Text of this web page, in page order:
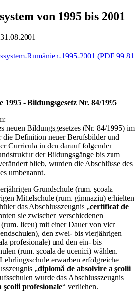
von 1995 bis 2001
Rumänien-1995-2001 (PDF 99.81
- Bildungsgesetz Nr. 84/1995
neuen Bildungsgesetzes (Nr. 84/1995) im
die Definition neuer Berufsbilder und
Curricula in den darauf folgenden
der Bildungsgänge bis zum
blieb, wurden die Abschlüsse des
umbenannt.
Grundschule (rum. şcoala
Mittelschule (rum. gimnaziu) erhielten
das Abschlusszeugnis „certificat de
sie zwischen verschiedenen
liceu) mit einer Dauer von vier
den zwei- bis vierjährigen
profesionale) und den ein- bis
(rum. şcoala de ucenici) wählen.
erwarben erfolgreiche
„diplomă de absolvire a şcolii
wurde das Abschlusszeugnis
şcolii profesionale“ verliehen.